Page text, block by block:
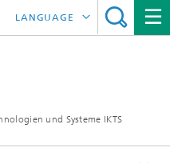
und Systeme IKTS
LANGUAGE
ČESKÝ